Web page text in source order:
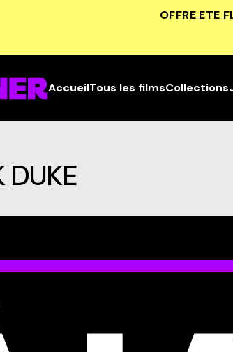
OFFRE ETE
AccueilTous les filmsCollections
DUKE